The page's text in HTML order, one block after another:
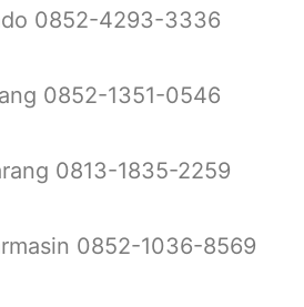
0852-4293-3336
0852-1351-0546
0813-1835-2259
0852-1036-8569